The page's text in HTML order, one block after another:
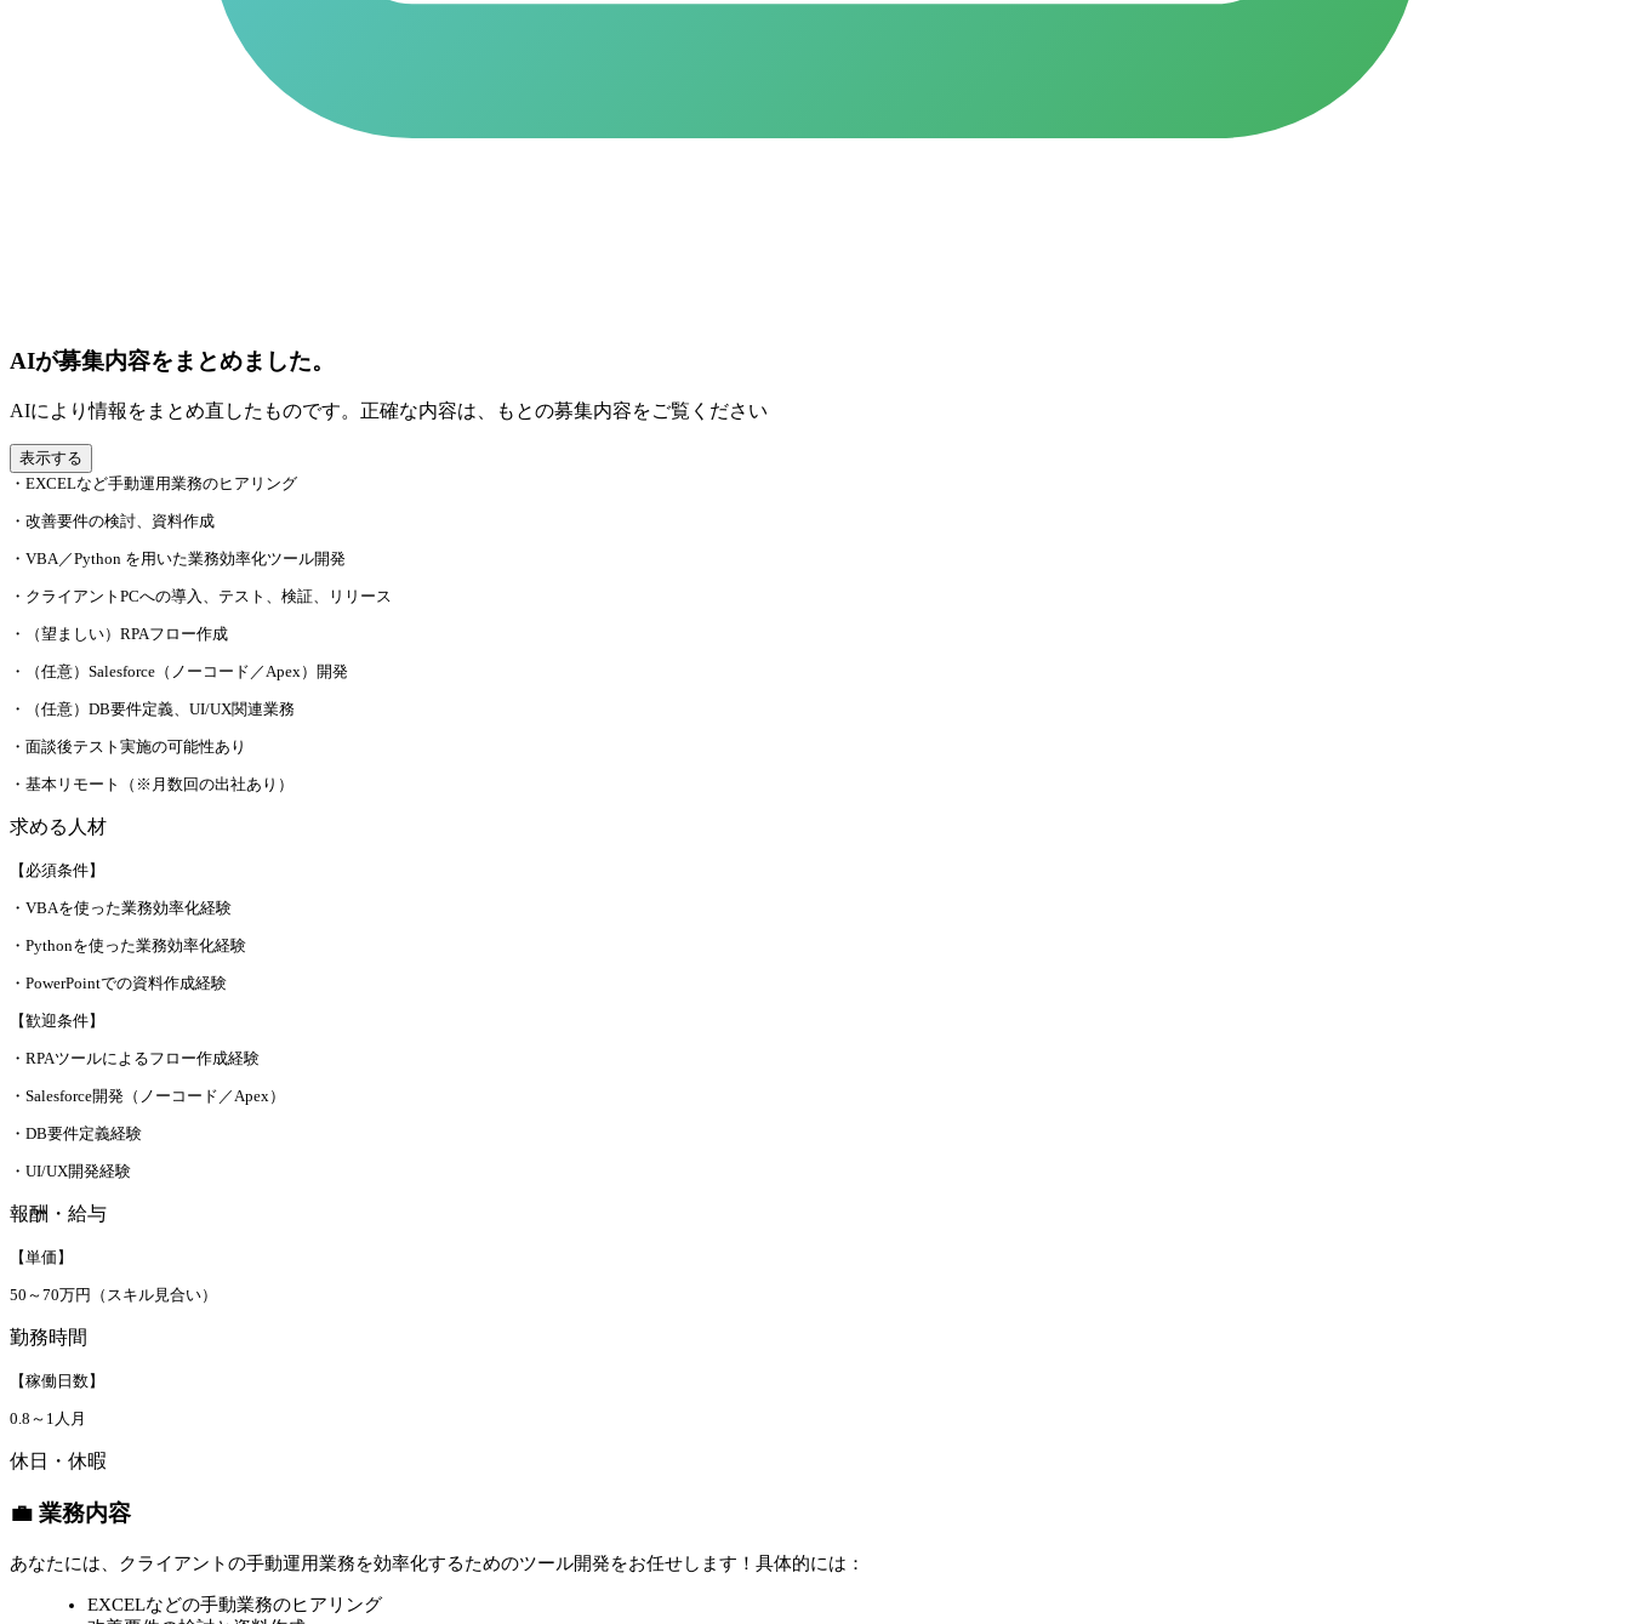
AIが募集内容をまとめました。
AIにより情報をまとめ直したものです。正確な内容は、もとの募集内容をご覧ください
表示する
・EXCELなど手動運用業務のヒアリング
・改善要件の検討、資料作成
・VBA／Python を用いた業務効率化ツール開発
・クライアントPCへの導入、テスト、検証、リリース
・（望ましい）RPAフロー作成
・（任意）Salesforce（ノーコード／Apex）開発
・（任意）DB要件定義、UI/UX関連業務
・面談後テスト実施の可能性あり
・基本リモート（※月数回の出社あり）
求める人材
【必須条件】
・VBAを使った業務効率化経験
・Pythonを使った業務効率化経験
・PowerPointでの資料作成経験
【歓迎条件】
・RPAツールによるフロー作成経験
・Salesforce開発（ノーコード／Apex）
・DB要件定義経験
・UI/UX開発経験
報酬・給与
【単価】
50～70万円（スキル見合い）
勤務時間
【稼働日数】
0.8～1人月
休日・休暇
💼 業務内容
あなたには、クライアントの手動運用業務を効率化するためのツール開発をお任せします！具体的には：
EXCELなどの手動業務のヒアリング